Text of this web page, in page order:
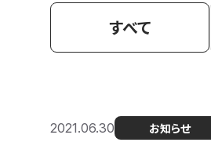
すべて
2021.06.30 お知らせ